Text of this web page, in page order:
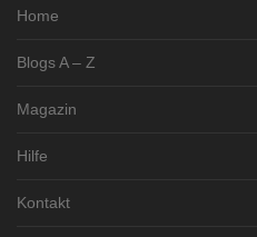
Home
Blogs A – Z
Magazin
Hilfe
Kontakt